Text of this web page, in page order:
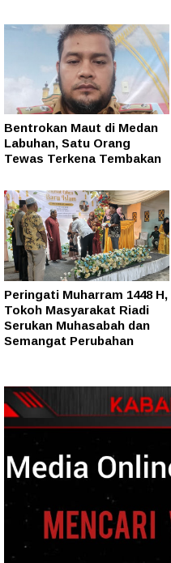
Bentrokan Maut di Medan
Labuhan, Satu Orang
Tewas Terkena Tembakan
Peringati Muharram 1448 H,
Tokoh Masyarakat Riadi
Serukan Muhasabah dan
Semangat Perubahan